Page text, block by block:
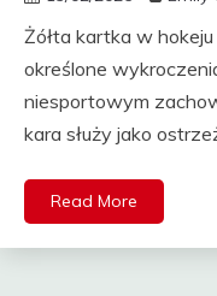
Żółta kartka w
określone
niesportowym
kara służy jako
Read More